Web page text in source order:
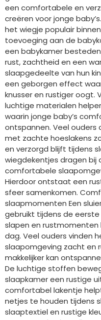
een comfortabele en
creëren voor jonge
het wiegje populair
toevoeging aan de
een babykamer
rust, zachtheid en een
slaapgedeelte van hun
een geborgen effect
knusser en rustiger oogt.
luchtige materialen
waarin jonge baby’s
ontspannen. Veel ouders
met zachte hoeslakens
en verzorgd blijft tijdens
wiegdekentjes dragen bij
comfortabele
Hierdoor ontstaat een
sfeer samenkomen.
slaapmomenten Een
gebruikt tijdens de eerste
slapen en rustmomenten
dag. Veel ouders vinden
slaapomgeving zacht en
makkelijker kan
De luchtige stoffen
slaapkamer een rustige
comfortabel lakentje
netjes te houden tijdens
slaaptextiel en rustige